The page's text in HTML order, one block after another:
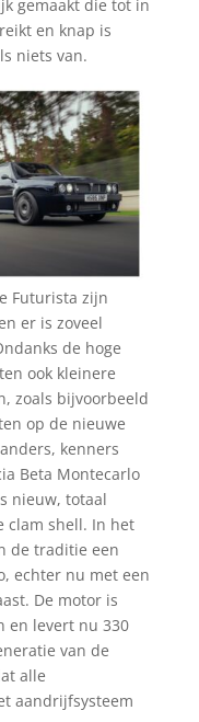
gemaakt die tot in
en knap is
niets van.
Futurista zijn
er is zoveel
de hoge
ook kleinere
zoals bijvoorbeeld
op de nieuwe
kenners
Beta Montecarlo
nieuw, totaal
clam shell. In het
de traditie een
echter nu met een
De motor is
en levert nu 330
van de
alle
aandrijfsysteem